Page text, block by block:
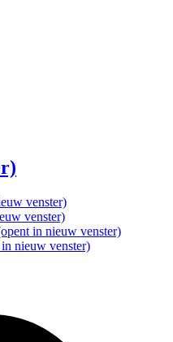
venster)
venster)
in nieuw venster)
nieuw venster)